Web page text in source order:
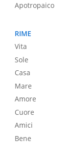
Apotropaico
RIME
Vita
Sole
Casa
Mare
Amore
Cuore
Amici
Bene